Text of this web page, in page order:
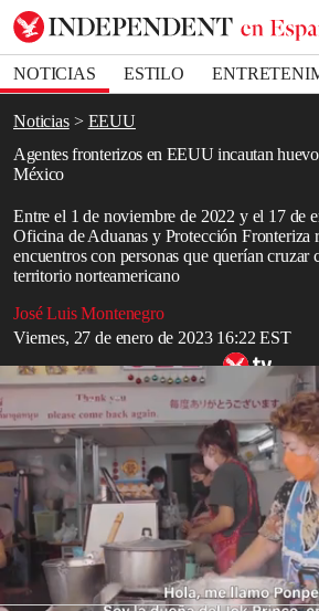
NOTICIAS ESTILO
DEPORTES
Noticias
EEUU
Agentes fronterizos en EEUU incautan
México
Entre el 1 de noviembre de 2022 y el 17 de
Oficina de Aduanas y Protección Fronteriza
encuentros con personas que querían cruzar
territorio norteamericano
José Luis Montenegro
Viernes, 27 de enero de 2023 16:22 EST
Bookmark popover
Removed from bookmarks
Close popover
¿Quieres saber cómo son los huevos
En los estados de California y Texas, en
de Aduanas y Protección Fronteriza, por
encendido sus alarmas por un aumento de
intentan cruzar la frontera con huevos.
Entre el 1 de noviembre de 2022 y el 17
registrómás de 2.000 encuentros con
con esta proteína a territorio